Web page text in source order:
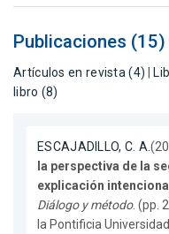
Publicaciones (15)
Artículos en revista (4)
libro (8)
ESCAJADILLO, C. A.
la perspectiva de la
explicación intencional
Diálogo y método. (pp.
la Pontificia